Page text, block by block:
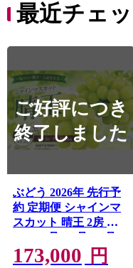
最近チェ
ご好評につき
終了しました
ぶどう 2026年 先行予
約 定期便 シャインマ
スカット 晴王 2房 約
1.2kg 7月・8月・9月・
10月 4回発送 岡山県産
173,000 円